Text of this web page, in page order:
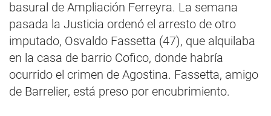
basural de Ampliación Ferreyra. La semana
pasada la Justicia ordenó el arresto de otro
imputado, Osvaldo Fassetta (47), que alquilaba
en la casa de barrio Cofico, donde habría
ocurrido el crimen de Agostina. Fassetta, amigo
de Barrelier, está preso por encubrimiento.